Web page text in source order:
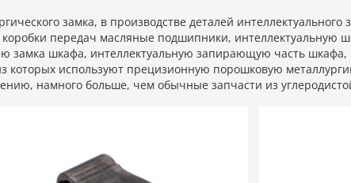
замка, в производстве деталей интеллектуального
передач масляные подшипники, интеллектуальную
замка шкафа, интеллектуальную запирающую часть шкафа,
которых используют прецизионную порошковую
намного больше, чем обычные запчасти из